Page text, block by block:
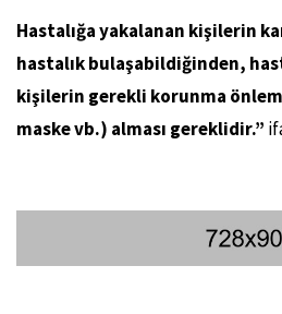
Hastalığa yakalanan kişilerin
hastalık bulaşabildiğinden,
kişilerin gerekli korunma
maske vb.) alması gereklidir.”